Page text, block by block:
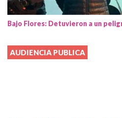
Bajo Flores: Detuvieron a un
AUDIENCIA PUBLICA